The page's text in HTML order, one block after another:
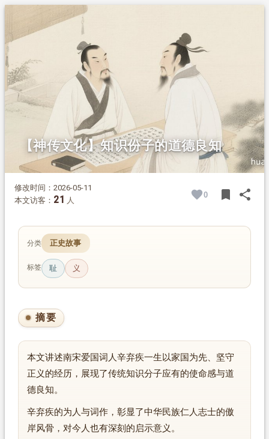
少年立报国志
勇擒叛徒成名
治民整军忧国
坚守道义本心
2.5.
词作长留正气
精神传承至今
【神传文化】知识份子的道德良知
修改时间：2026-05-11
本文访客： 21 人
0 bookmark share
分类 正史故事
标签 耻 义
摘要
本文讲述南宋爱国词人辛弃疾一生以家国为先、坚守
正义的经历，展现了传统知识分子应有的使命感与道
德良知。
辛弃疾的为人与词作，彰显了中华民族仁人志士的傲
岸风骨，对今人也有深刻的启示意义。